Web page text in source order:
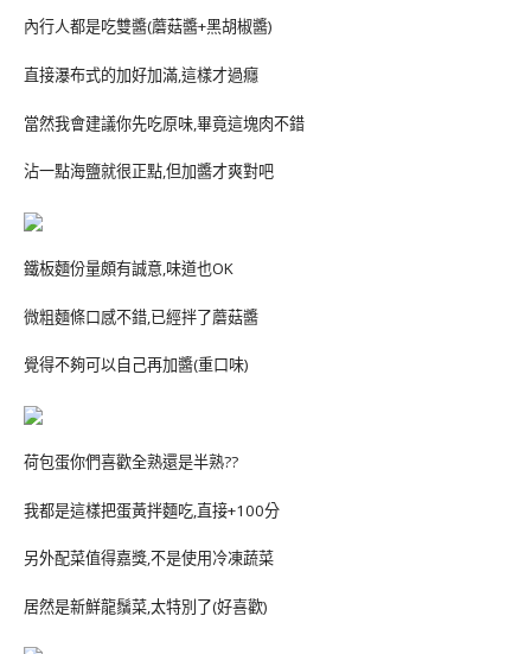
內行人都是吃雙醬(蘑菇醬+黑胡椒醬)
直接瀑布式的加好加滿,這樣才過癮
當然我會建議你先吃原味,畢竟這塊肉不錯
沾一點海鹽就很正點,但加醬才爽對吧
鐵板麵份量頗有誠意,味道也OK
微粗麵條口感不錯,已經拌了蘑菇醬
覺得不夠可以自己再加醬(重口味)
荷包蛋你們喜歡全熟還是半熟??
我都是這樣把蛋黃拌麵吃,直接+100分
另外配菜值得嘉獎,不是使用冷凍蔬菜
居然是新鮮龍鬚菜,太特別了(好喜歡)